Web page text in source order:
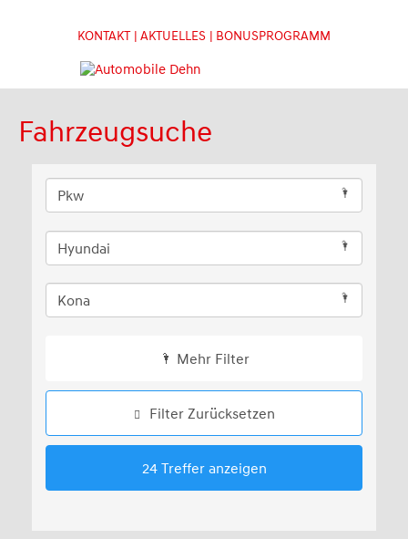
KONTAKT | AKTUELLES | BONUSPROGRAMM
Fahrzeugsuche
Mehr Filter
Filter Zurücksetzen